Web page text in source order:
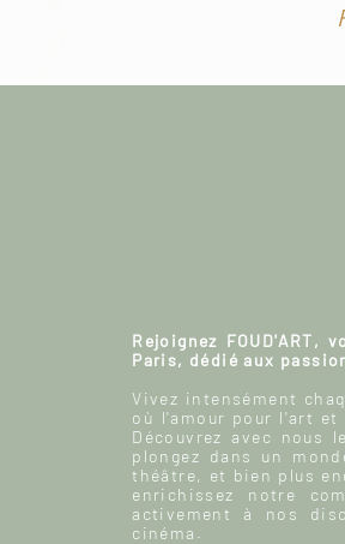
Rejoignez FOUD'ART,
Paris, dédié aux
Vivez intensément
où l'amour pour l'art
Découvrez avec nous
plongez dans un
théâtre, et bien plus
enrichissez notre
activement à nos
cinéma.